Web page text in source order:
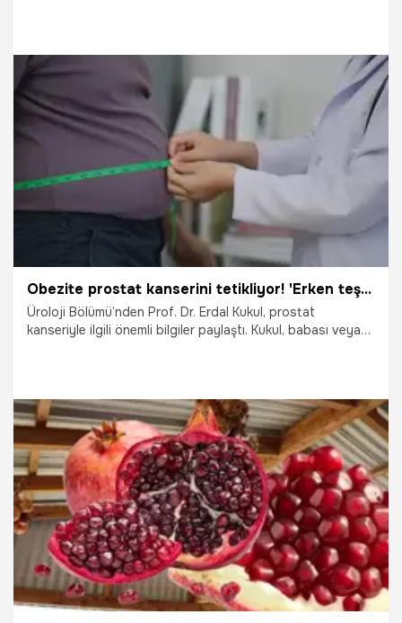
nar suyunun prostat kanserinde en etkili içecek olduğu
görüldü.
14.11.2024 Adana
Obezite prostat kanserini tetikliyor! 'Erken teşhis hayat kurtarıyor'
Üroloji Bölümü’nden Prof. Dr. Erdal Kukul, prostat
kanseriyle ilgili önemli bilgiler paylaştı. Kukul, babası veya
göstermektedir” dedi.
13.09.2024 Gündem